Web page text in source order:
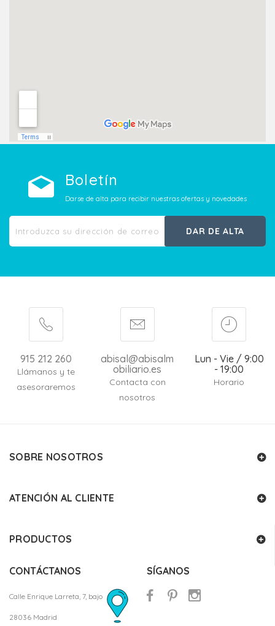
Boletín
Darse de alta para recibir nuestras ofertas y novedades
DAR DE ALTA
915 212 260
Llámanos y te
asesoraremos
abisal@abisalm
obiliario.es
Contacta con
nosotros
Lun - Vie / 9:00
- 19:00
Horario
SOBRE NOSOTROS
ATENCIÓN AL CLIENTE
PRODUCTOS
CONTÁCTANOS
Calle Enrique Larreta, 7, bajo
28036 Madrid
SÍGANOS